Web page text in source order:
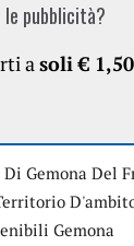
le pubblicità?
asoli €
Di Gemona Del
Gemona